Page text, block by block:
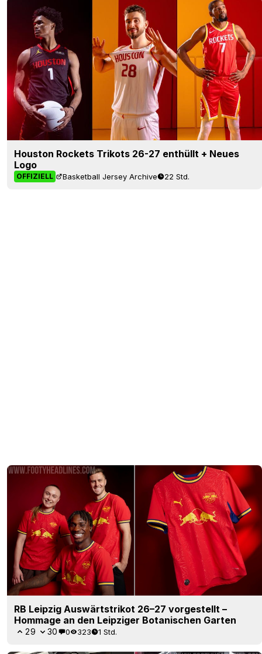
Houston Rockets Trikots 26-27 enthüllt + Neues
Logo
OFFIZIELL Basketball Jersey Archive 22 Std.
RB Leipzig Auswärtstrikot 26–27 vorgestellt –
Hommage an den Leipziger Botanischen Garten
29 30 0 323 1 Std.